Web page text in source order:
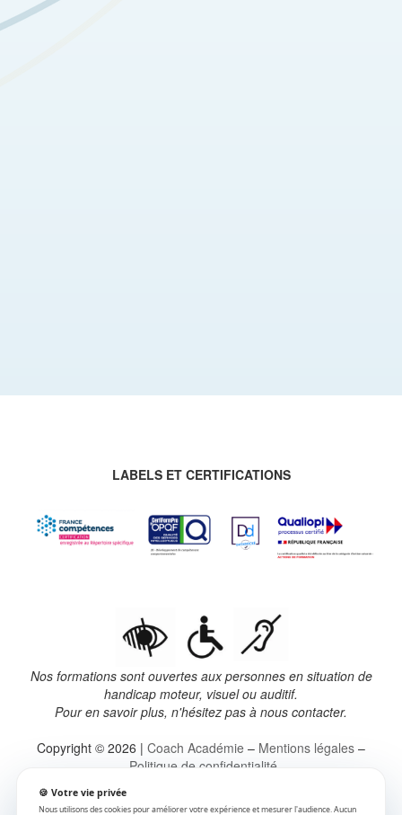
LABELS ET CERTIFICATIONS
Nos formations sont ouvertes aux personnes en situation de
handicap moteur, visuel ou auditif.
Pour en savoir plus, n'hésitez pas à nous contacter.
Copyright © 2026 | Coach Académie – Mentions légales –
Politique de confidentialité
Ce site n’appartient pas à Facebook et n’est pas affilié à
🍪 Votre vie privée
Nous utilisons des cookies pour améliorer votre expérience et mesurer l'audience. Aucun